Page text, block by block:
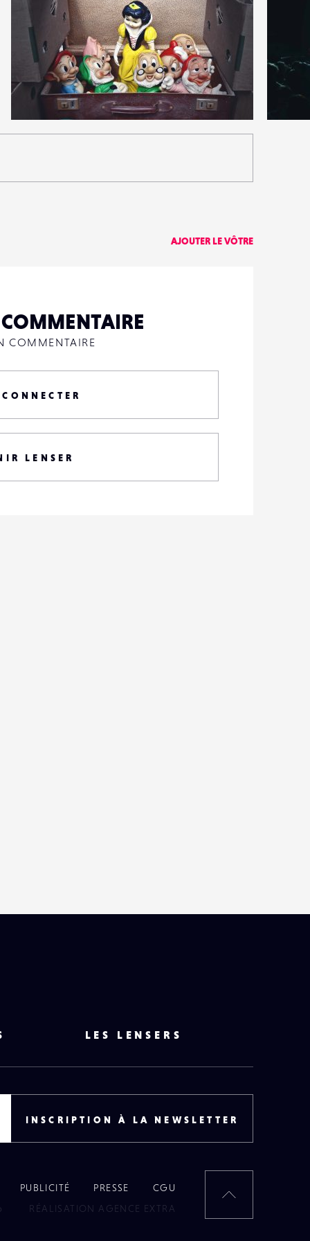
32
AJOUTER LE VÔTRE
COMMENTAIRE
LENSER
LES LENSERS
INSCRIPTION À LA NEWSLETTER
PUBLICITÉ PRESSE
CGU
RÉALISATION AGENCE EXTRA